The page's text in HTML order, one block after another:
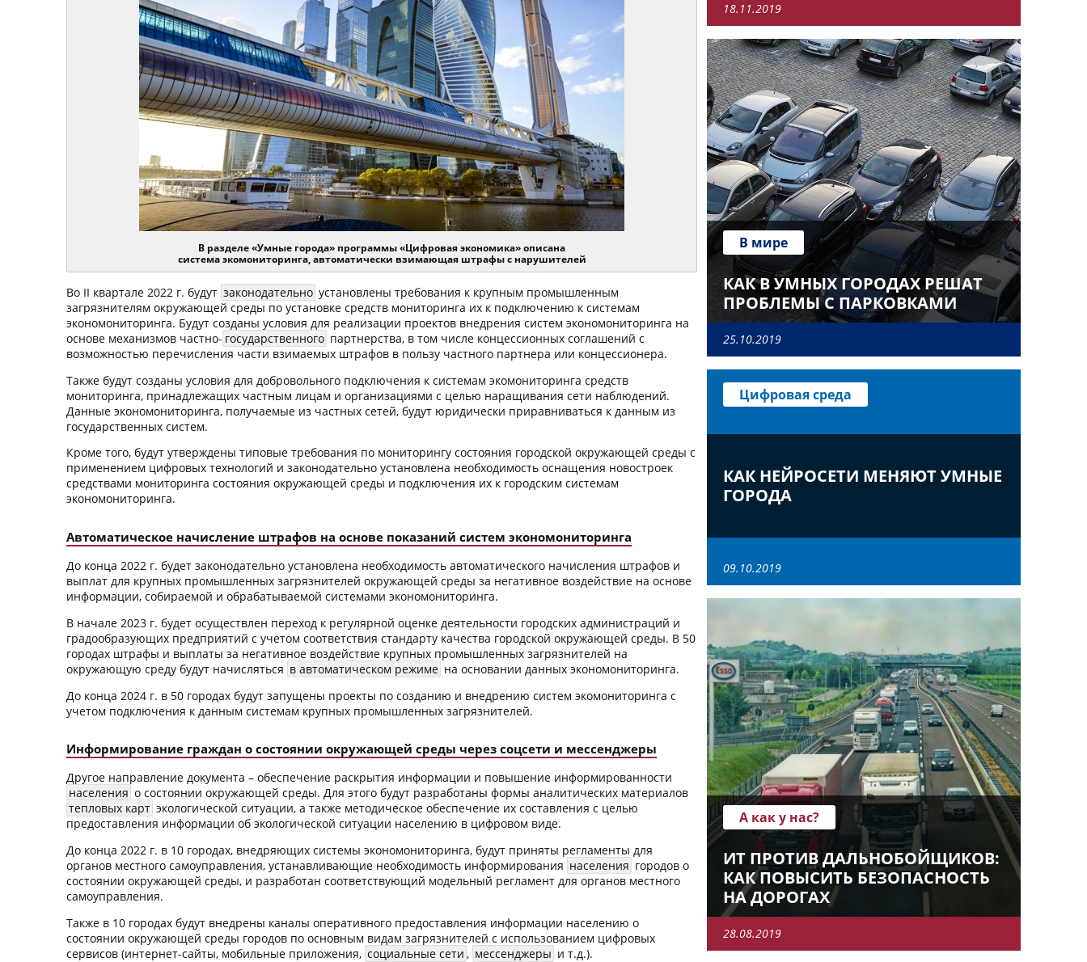
В разделе «Умные города» программы «Цифровая экономика» описана
система экомониторинга, автоматически взимающая штрафы с нарушителей
Во II квартале 2022 г. будут законодательно установлены требования к крупным промышленным
загрязнителям окружающей среды по установке средств мониторинга их к подключению к системам
экономониторинга. Будут созданы условия для реализации проектов внедрения систем экономониторинга на
основе механизмов частно- государственного партнерства, в том числе концессионных соглашений с
возможностью перечисления части взимаемых штрафов в пользу частного партнера или концессионера.
Также будут созданы условия для добровольного подключения к системам экомониторинга средств
мониторинга, принадлежащих частным лицам и организациями с целью наращивания сети наблюдений.
Данные экономониторинга, получаемые из частных сетей, будут юридически приравниваться к данным из
государственных систем.
Кроме того, будут утверждены типовые требования по мониторингу состояния городской окружающей среды с
применением цифровых технологий и законодательно установлена необходимость оснащения новостроек
средствами мониторинга состояния окружающей среды и подключения их к городским системам
экономониторинга.
Автоматическое начисление штрафов на основе показаний систем экономониторинга
До конца 2022 г. будет законодательно установлена необходимость автоматического начисления штрафов и
выплат для крупных промышленных загрязнителей окружающей среды за негативное воздействие на основе
информации, собираемой и обрабатываемой системами экономониторинга.
В начале 2023 г. будет осуществлен переход к регулярной оценке деятельности городских администраций и
градообразующих предприятий с учетом соответствия стандарту качества городской окружающей среды. В 50
городах штрафы и выплаты за негативное воздействие крупных промышленных загрязнителей на
окружающую среду будут начисляться в автоматическом режиме на основании данных экономониторинга.
До конца 2024 г. в 50 городах будут запущены проекты по созданию и внедрению систем экомониторинга с
учетом подключения к данным системам крупных промышленных загрязнителей.
Информирование граждан о состоянии окружающей среды через соцсети и мессенджеры
Другое направление документа – обеспечение раскрытия информации и повышение информированности
населения о состоянии окружающей среды. Для этого будут разработаны формы аналитических материалов
тепловых карт экологической ситуации, а также методическое обеспечение их составления с целью
предоставления информации об экологической ситуации населению в цифровом виде.
До конца 2022 г. в 10 городах, внедряющих системы экономониторинга, будут приняты регламенты для
органов местного самоуправления, устанавливающие необходимость информирования населения городов о
состоянии окружающей среды, и разработан соответствующий модельный регламент для органов местного
самоуправления.
Также в 10 городах будут внедрены каналы оперативного предоставления информации населению о
состоянии окружающей среды городов по основным видам загрязнителей с использованием цифровых
сервисов (интернет-сайты, мобильные приложения, социальные сети , мессенджеры и т.д.).
18.11.2019
В мире
КАК В УМНЫХ ГОРОДАХ РЕШАТ
ПРОБЛЕМЫ С ПАРКОВКАМИ
25.10.2019
Цифровая среда
КАК НЕЙРОСЕТИ МЕНЯЮТ УМНЫЕ
ГОРОДА
09.10.2019
А как у нас?
ИТ ПРОТИВ ДАЛЬНОБОЙЩИКОВ:
КАК ПОВЫСИТЬ БЕЗОПАСНОСТЬ
НА ДОРОГАХ
28.08.2019